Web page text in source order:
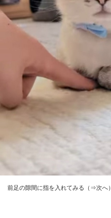
前足の隙間に指を入れてみる（⇒次へ）